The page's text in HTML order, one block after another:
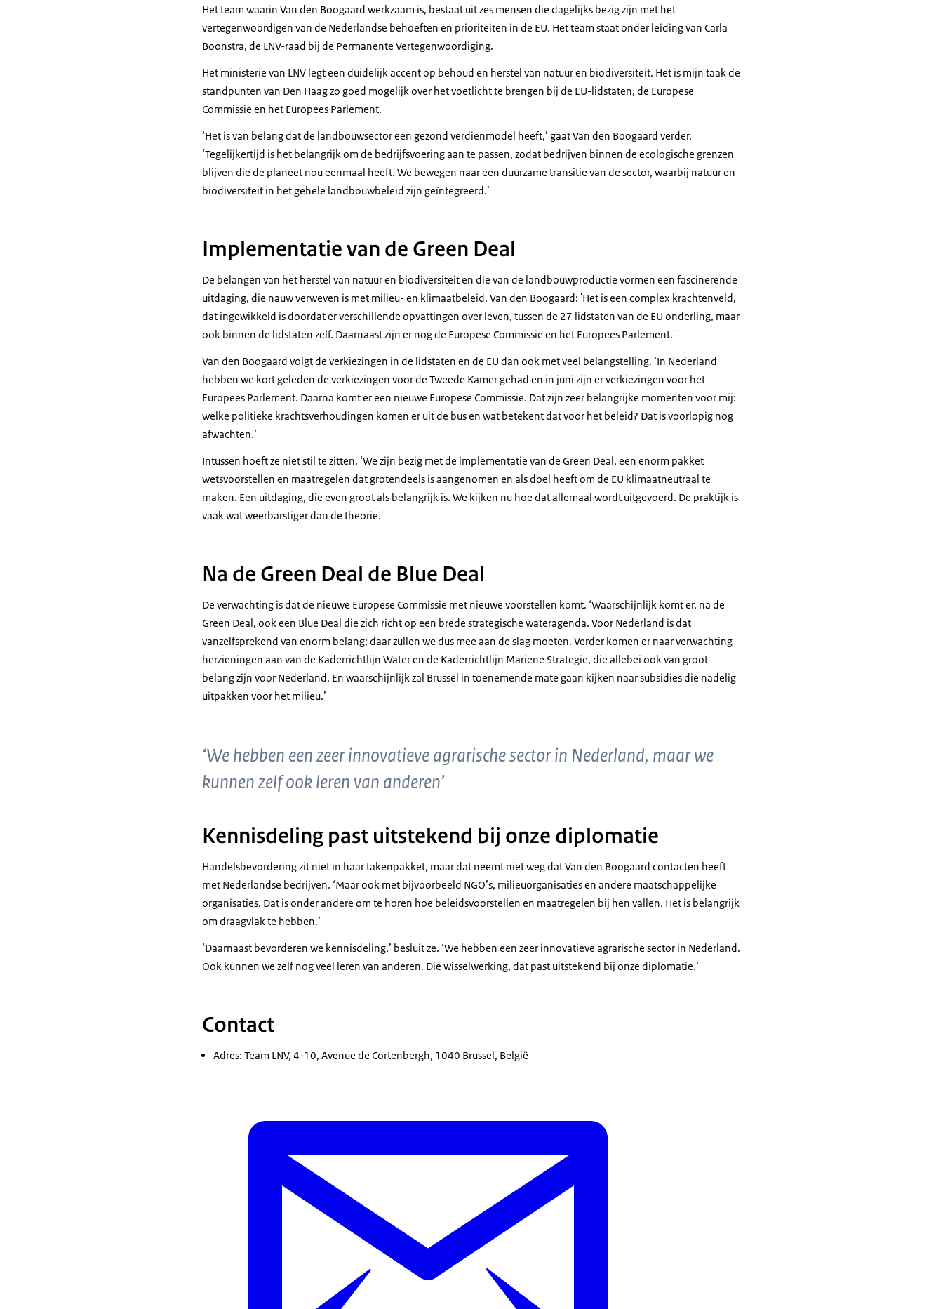
Het team waarin Van den Boogaard werkzaam is, bestaat uit zes mensen die dagelijks bezig zijn met het
vertegenwoordigen van de Nederlandse behoeften en prioriteiten in de EU. Het team staat onder leiding van Carla
Boonstra, de LNV-raad bij de Permanente Vertegenwoordiging.
Het ministerie van LNV legt een duidelijk accent op behoud en herstel van natuur en biodiversiteit. Het is mijn taak de
standpunten van Den Haag zo goed mogelijk over het voetlicht te brengen bij de EU-lidstaten, de Europese
Commissie en het Europees Parlement.
‘Het is van belang dat de landbouwsector een gezond verdienmodel heeft,’ gaat Van den Boogaard verder.
‘Tegelijkertijd is het belangrijk om de bedrijfsvoering aan te passen, zodat bedrijven binnen de ecologische grenzen
blijven die de planeet nou eenmaal heeft. We bewegen naar een duurzame transitie van de sector, waarbij natuur en
biodiversiteit in het gehele landbouwbeleid zijn geïntegreerd.’
Implementatie van de Green Deal
De belangen van het herstel van natuur en biodiversiteit en die van de landbouwproductie vormen een fascinerende
uitdaging, die nauw verweven is met milieu- en klimaatbeleid. Van den Boogaard: 'Het is een complex krachtenveld,
dat ingewikkeld is doordat er verschillende opvattingen over leven, tussen de 27 lidstaten van de EU onderling, maar
ook binnen de lidstaten zelf. Daarnaast zijn er nog de Europese Commissie en het Europees Parlement.'
Van den Boogaard volgt de verkiezingen in de lidstaten en de EU dan ook met veel belangstelling. ‘In Nederland
hebben we kort geleden de verkiezingen voor de Tweede Kamer gehad en in juni zijn er verkiezingen voor het
Europees Parlement. Daarna komt er een nieuwe Europese Commissie. Dat zijn zeer belangrijke momenten voor mij:
welke politieke krachtsverhoudingen komen er uit de bus en wat betekent dat voor het beleid? Dat is voorlopig nog
afwachten.’
Intussen hoeft ze niet stil te zitten. ‘We zijn bezig met de implementatie van de Green Deal , een enorm pakket
wetsvoorstellen en maatregelen dat grotendeels is aangenomen en als doel heeft om de EU klimaatneutraal te
maken. Een uitdaging, die even groot als belangrijk is. We kijken nu hoe dat allemaal wordt uitgevoerd. De praktijk is
vaak wat weerbarstiger dan de theorie.'
Na de Green Deal de Blue Deal
De verwachting is dat de nieuwe Europese Commissie met nieuwe voorstellen komt. ‘Waarschijnlijk komt er, na de
Green Deal , ook een Blue Deal die zich richt op een brede strategische wateragenda. Voor Nederland is dat
vanzelfsprekend van enorm belang; daar zullen we dus mee aan de slag moeten. Verder komen er naar verwachting
herzieningen aan van de Kaderrichtlijn Water en de Kaderrichtlijn Mariene Strategie, die allebei ook van groot
belang zijn voor Nederland. En waarschijnlijk zal Brussel in toenemende mate gaan kijken naar subsidies die nadelig
uitpakken voor het milieu.’
‘We hebben een zeer innovatieve agrarische sector in Nederland, maar we
kunnen zelf ook leren van anderen’
Kennisdeling past uitstekend bij onze diplomatie
Handelsbevordering zit niet in haar takenpakket, maar dat neemt niet weg dat Van den Boogaard contacten heeft
met Nederlandse bedrijven. ‘Maar ook met bijvoorbeeld NGO’s, milieuorganisaties en andere maatschappelijke
organisaties. Dat is onder andere om te horen hoe beleidsvoorstellen en maatregelen bij hen vallen. Het is belangrijk
om draagvlak te hebben.’
‘Daarnaast bevorderen we kennisdeling,’ besluit ze. ‘We hebben een zeer innovatieve agrarische sector in Nederland.
Ook kunnen we zelf nog veel leren van anderen. Die wisselwerking, dat past uitstekend bij onze diplomatie.’
Contact
Adres: Team LNV, 4-10, Avenue de Cortenbergh, 1040 Brussel, België